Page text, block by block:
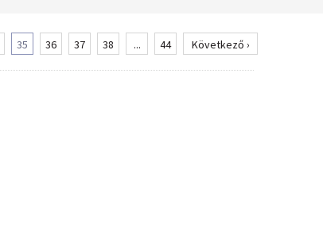
35 36 37 38 ... 44 Következő ›